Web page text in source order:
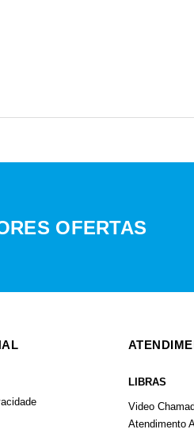
OFERTAS
LIBRAS
Video
Atendimento